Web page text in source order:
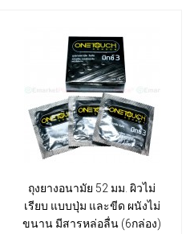
ถุงยางอนามัย 52 มม. ผิวไม่
เรียบ แบบปุ่ม และขีด ผนังไม่
ขนาน มีสารหล่อลื่น (6กล่อง)